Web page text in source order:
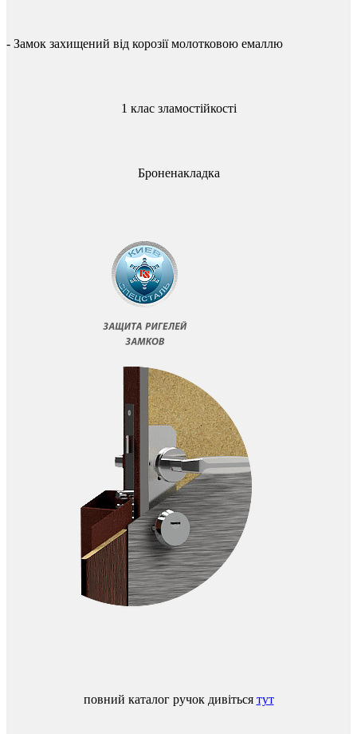
- Замок захищений від корозії молотковою емаллю
1 клас зламостійкості
Броненакладка
повний каталог ручок дивіться тут